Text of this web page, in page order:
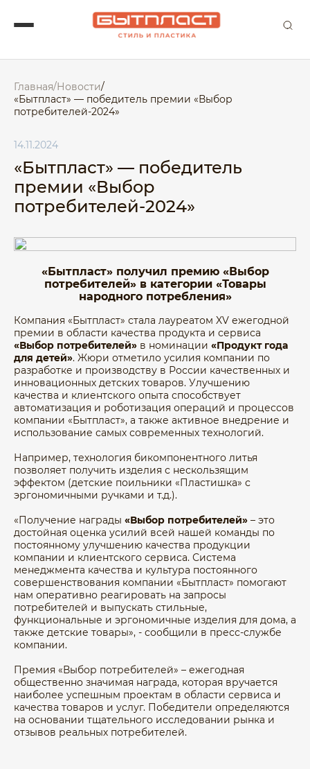
Главная/Новости/
«Бытпласт» — победитель премии «Выбор
потребителей-2024»
14.11.2024
«Бытпласт» — победитель
премии «Выбор
потребителей-2024»
«Бытпласт» получил премию «Выбор
потребителей» в категории «Товары
народного потребления»
Компания «Бытпласт» стала лауреатом XV ежегодной
премии в области качества продукта и сервиса
«Выбор потребителей» в номинации «Продукт года
для детей». Жюри отметило усилия компании по
разработке и производству в России качественных и
инновационных детских товаров. Улучшению
качества и клиентского опыта способствует
автоматизация и роботизация операций и процессов
компании «Бытпласт», а также активное внедрение и
использование самых современных технологий.
Например, технология бикомпонентного литья
позволяет получить изделия с нескользящим
эффектом (детские поильники «Пластишка» с
эргономичными ручками и т.д.).
«Получение награды «Выбор потребителей» – это
достойная оценка усилий всей нашей команды по
постоянному улучшению качества продукции
компании и клиентского сервиса. Система
менеджмента качества и культура постоянного
совершенствования компании «Бытпласт» помогают
нам оперативно реагировать на запросы
потребителей и выпускать стильные,
функциональные и эргономичные изделия для дома, а
также детские товары», - сообщили в пресс-службе
компании.
Премия «Выбор потребителей» – ежегодная
общественно значимая награда, которая вручается
наиболее успешным проектам в области сервиса и
качества товаров и услуг. Победители определяются
на основании тщательного исследовании рынка и
отзывов реальных потребителей.